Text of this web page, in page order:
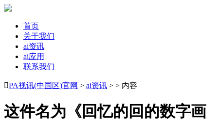
首页
关于我们
ai资讯
ai应用
联系我们
PA视讯(中国区)官网 > ai资讯 > > 内容
这件名为《回忆的回的数字画